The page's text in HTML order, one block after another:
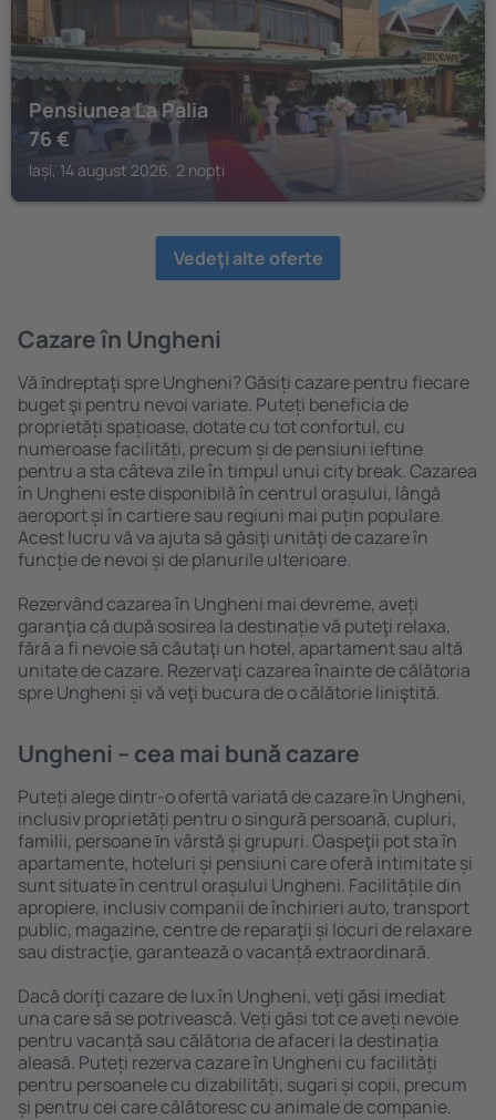
Pensiunea La Palia
76 €
Iași, 14 august 2026, 2 nopți
Vedeţi alte oferte
Cazare în Ungheni
Vă ȋndreptaţi spre Ungheni? Găsiți cazare pentru fiecare
buget şi pentru nevoi variate. Puteți beneficia de
proprietăți spațioase, dotate cu tot confortul, cu
numeroase facilități, precum și de pensiuni ieftine
pentru a sta câteva zile în timpul unui city break. Cazarea
în Ungheni este disponibilă în centrul orașului, lângă
aeroport și în cartiere sau regiuni mai puțin populare.
Acest lucru vă va ajuta să găsiţi unităţi de cazare în
funcție de nevoi și de planurile ulterioare.
Rezervând cazarea în Ungheni mai devreme, aveți
garanţia că după sosirea la destinație vă puteţi relaxa,
fără a fi nevoie să căutaţi un hotel, apartament sau altă
unitate de cazare. Rezervaţi cazarea înainte de călătoria
spre Ungheni și vă veţi bucura de o călătorie liniştită.
Ungheni – cea mai bună cazare
Puteți alege dintr-o ofertă variată de cazare în Ungheni,
inclusiv proprietăți pentru o singură persoană, cupluri,
familii, persoane ȋn vârstă și grupuri. Oaspeţii pot sta în
apartamente, hoteluri și pensiuni care oferă intimitate și
sunt situate în centrul orașului Ungheni. Facilitățile din
apropiere, inclusiv companii de închirieri auto, transport
public, magazine, centre de reparaţii și locuri de relaxare
sau distracţie, garantează o vacanță extraordinară.
Dacă doriţi cazare de lux în Ungheni, veţi găsi imediat
una care să se potrivească. Veți găsi tot ce aveți nevoie
pentru vacanță sau călătoria de afaceri la destinația
aleasă. Puteți rezerva cazare în Ungheni cu facilități
pentru persoanele cu dizabilități, sugari și copii, precum
și pentru cei care călătoresc cu animale de companie.